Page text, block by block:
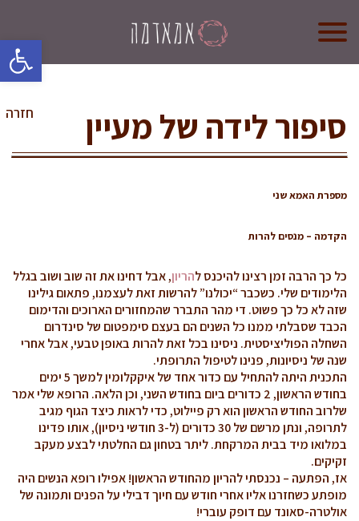
מי אנחנו?
קורס לדולות
חזרה סיפור לידה של מעיין
מספרת האמא שני
הקדמה – מנסים להרות
כל כך הרבה זמן רצינו להיכנס להריון, אבל דחינו את זה שוב ושוב בגלל
הלימודים שלי. כשכבר “יכולנו” להרשות זאת לעצמנו, פתאום גילינו
שזה לא כל כך פשוט. די מהר התברר שהמחזורים הארוכים והדימום
הכבד שסבלתי ממנו כל השנים הם בעצם סימפטום של סינדרום
השחלה הפוליציסטית. ניסינו בכל זאת להרות באופן טבעי, אבל אחרי
שנה של ניסיונות, פנינו לטיפול התרופתי.
התכנית היתה להתחיל עם כדור אחד של איקקלומין למשך 5 ימים
בחודש הראשון, 2 כדורים ביום בחודש השני, וכן הלאה. הרופא שלי אמר
שלרוב החודש הראשון הוא רק פיילוט, כדי לראות כיצד הגוף מגיב
לתרופה, ונתן מרשם של 30 כדורים (ל-3 חודשי ניסיון), אותו פדינו
במלואו מיד בבית המרקחת. ליתר בטחון גם החלטתי לבצע מעקב
זקיקים.
אז, הפתעה – נכנסתי להריון מהחודש הראשון! אפילו רופא הנשים היה
מופתע כשחזרנו אליו אחרי חודש עם חיוך דבילי על הפנים ותמונה של
אולטרה-סאונד עם דופק עוברי!